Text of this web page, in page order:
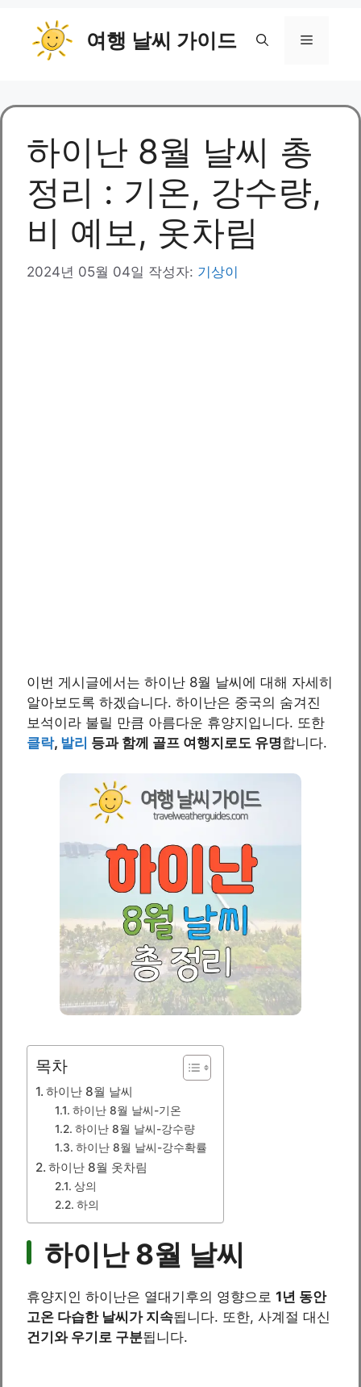
너
여행 날씨 가이드 메
하이난 8월 날씨 총
정리 : 기온, 강수량,
비 예보, 옷차림
2024년 05월 04일 작성자: 기상이
이번 게시글에서는 하이난 8월 날씨에 대해 자세히
알아보도록 하겠습니다. 하이난은 중국의 숨겨진
보석이라 불릴 만큼 아름다운 휴양지입니다. 또한
클락, 발리 등과 함께 골프 여행지로도 유명합니다.
목차
하이난 8월 날씨
하이난 8월 날씨-기온
하이난 8월 날씨-강수량
하이난 8월 날씨-강수확률
하이난 8월 옷차림
상의
하의
하이난 8월 날씨
휴양지인 하이난은 열대기후의 영향으로 1년 동안
고온 다습한 날씨가 지속됩니다. 또한, 사계절 대신
건기와 우기로 구분됩니다.